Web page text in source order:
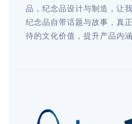
品，纪念品设计与制造，让
纪念品自带话题与故事，真
待的文化价值，提升产品内涵